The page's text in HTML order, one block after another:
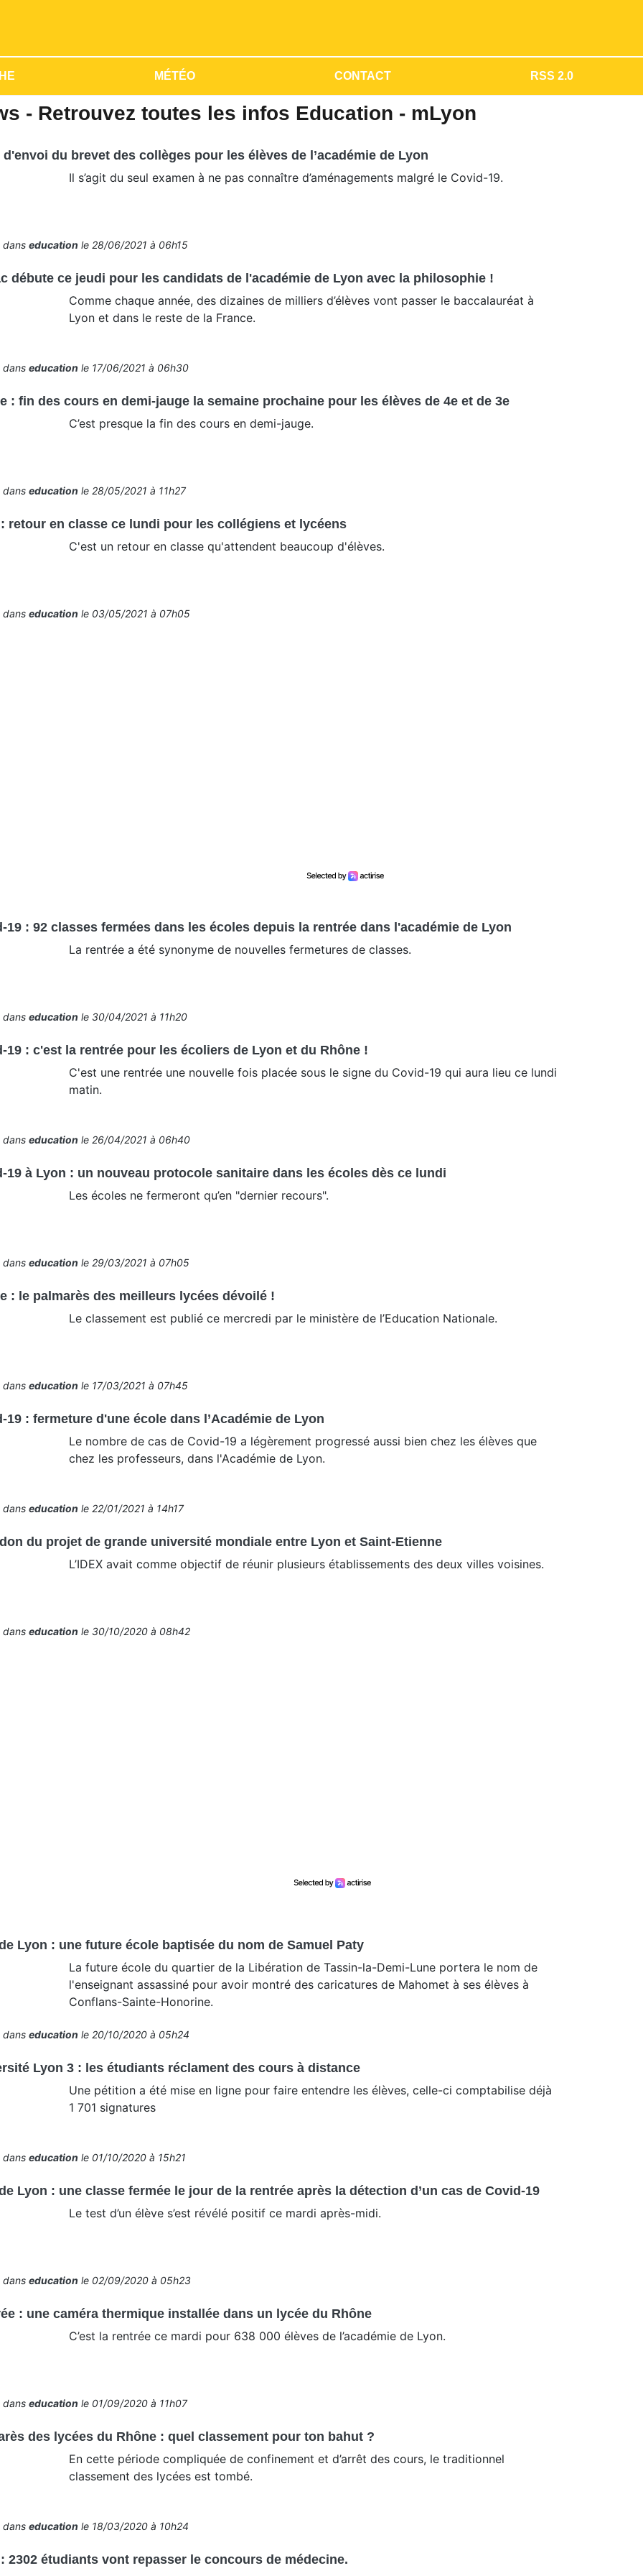
MÉTÉO CONTACT RSS 2.0
- Retrouvez toutes les infos Education - mLyon
d'envoi du brevet des collèges pour les élèves de l’académie de Lyon
Il s’agit du seul examen à ne pas connaître d’aménagements malgré le Covid-19.
dans education le 28/06/2021 à 06h15
débute ce jeudi pour les candidats de l'académie de Lyon avec la philosophie !
Comme chaque année, des dizaines de milliers d’élèves vont passer le baccalauréat à
Lyon et dans le reste de la France.
dans education le 17/06/2021 à 06h30
: fin des cours en demi-jauge la semaine prochaine pour les élèves de 4e et de 3e
C’est presque la fin des cours en demi-jauge.
dans education le 28/05/2021 à 11h27
retour en classe ce lundi pour les collégiens et lycéens
C'est un retour en classe qu'attendent beaucoup d'élèves.
dans education le 03/05/2021 à 07h05
19 : 92 classes fermées dans les écoles depuis la rentrée dans l'académie de Lyon
La rentrée a été synonyme de nouvelles fermetures de classes.
dans education le 30/04/2021 à 11h20
19 : c'est la rentrée pour les écoliers de Lyon et du Rhône !
C'est une rentrée une nouvelle fois placée sous le signe du Covid-19 qui aura lieu ce lundi
matin.
dans education le 26/04/2021 à 06h40
19 à Lyon : un nouveau protocole sanitaire dans les écoles dès ce lundi
Les écoles ne fermeront qu’en "dernier recours".
dans education le 29/03/2021 à 07h05
: le palmarès des meilleurs lycées dévoilé !
Le classement est publié ce mercredi par le ministère de l’Education Nationale.
dans education le 17/03/2021 à 07h45
19 : fermeture d'une école dans l’Académie de Lyon
Le nombre de cas de Covid-19 a légèrement progressé aussi bien chez les élèves que
chez les professeurs, dans l'Académie de Lyon.
dans education le 22/01/2021 à 14h17
du projet de grande université mondiale entre Lyon et Saint-Etienne
L’IDEX avait comme objectif de réunir plusieurs établissements des deux villes voisines.
dans education le 30/10/2020 à 08h42
Lyon : une future école baptisée du nom de Samuel Paty
La future école du quartier de la Libération de Tassin-la-Demi-Lune portera le nom de
l'enseignant assassiné pour avoir montré des caricatures de Mahomet à ses élèves à
Conflans-Sainte-Honorine.
dans education le 20/10/2020 à 05h24
Lyon 3 : les étudiants réclament des cours à distance
Une pétition a été mise en ligne pour faire entendre les élèves, celle-ci comptabilise déjà
1 701 signatures
dans education le 01/10/2020 à 15h21
Lyon : une classe fermée le jour de la rentrée après la détection d’un cas de Covid-19
Le test d’un élève s’est révélé positif ce mardi après-midi.
dans education le 02/09/2020 à 05h23
: une caméra thermique installée dans un lycée du Rhône
C’est la rentrée ce mardi pour 638 000 élèves de l’académie de Lyon.
dans education le 01/09/2020 à 11h07
des lycées du Rhône : quel classement pour ton bahut ?
En cette période compliquée de confinement et d’arrêt des cours, le traditionnel
classement des lycées est tombé.
dans education le 18/03/2020 à 10h24
2302 étudiants vont repasser le concours de médecine.